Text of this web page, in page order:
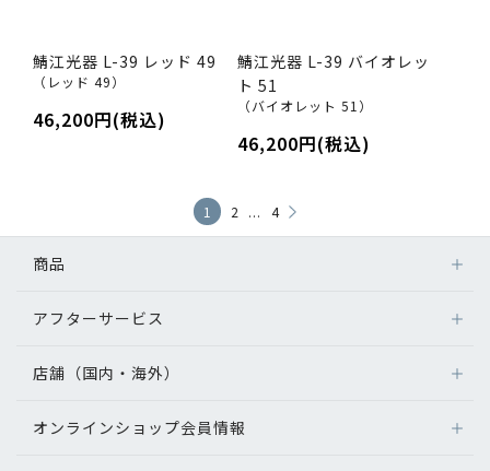
鯖江光器 L-39 レッド 49
（レッド 49）
46,200円(税込)
鯖江光器 L-39 バイオレッ
ト 51
（バイオレット 51）
46,200円(税込)
1 2 ... 4
商品
アフターサービス
店舗（国内・海外）
オンラインショップ会員情報